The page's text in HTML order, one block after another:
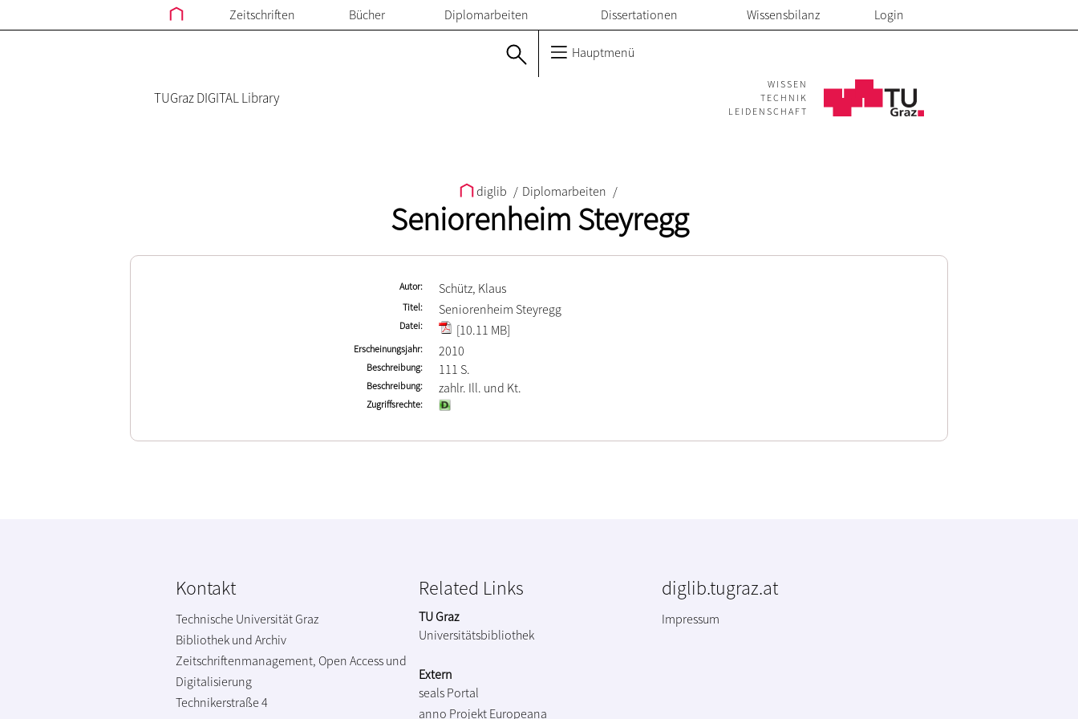
Zeitschriften Bücher Diplomarbeiten Dissertationen Wissensbilanz Login
Hauptmenü
TUGraz DIGITAL Library
WISSEN
TECHNIK
LEIDENSCHAFT
diglib / Diplomarbeiten /
Seniorenheim Steyregg
Autor Schütz, Klaus
Titel Seniorenheim Steyregg
Datei [10.11 MB]
Erscheinungsjahr 2010
Beschreibung 111 S.
Beschreibung zahlr. Ill. und Kt.
Zugriffsrechte
Kontakt
Technische Universität Graz
Bibliothek und Archiv
Zeitschriftenmanagement, Open Access und
Digitalisierung
Technikerstraße 4
Related Links
TU Graz
Universitätsbibliothek
Extern
seals Portal
anno Projekt Europeana
diglib.tugraz.at
Impressum